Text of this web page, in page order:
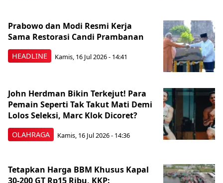
HEADLINE
Prabowo dan Modi Resmi Kerja
Sama Restorasi Candi Prambanan
Kamis, 16 Jul 2026 - 14:41
OLAHRAGA
John Herdman Bikin Terkejut! Para
Pemain Seperti Tak Takut Mati Demi
Lolos Seleksi, Marc Klok Dicoret?
Kamis, 16 Jul 2026 - 14:36
Tetapkan Harga BBM Khusus Kapal
30-200 GT Rp15 Ribu, KKP: